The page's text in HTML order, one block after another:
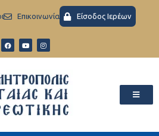
Eπικοινωνία Είσοδος Ιερέων